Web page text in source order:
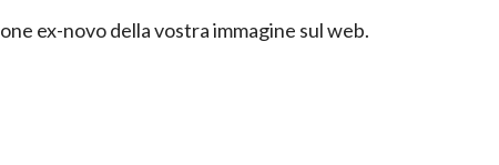
ex-novo della vostra immagine sul web.